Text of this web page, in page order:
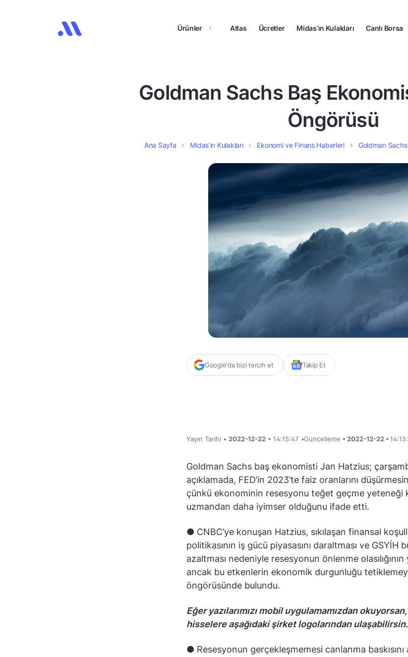
Ürünler Atlas Ücretler Midas’ın Kulakları Canlı Borsa
Goldman Sachs Baş
Öngörüsü
Ana Sayfa Midas’ın Kulakları Ekonomi ve Finans Haberleri Goldman
Google'da bizi tercih et Takip Et
Yayın Tarihi • 2022-12-22 • 14:15:47 •Güncelleme • 2022-12-22 •
Goldman Sachs baş ekonomisti Jan Hatzius;
açıklamada, FED’in 2023’te faiz oranlarını
çünkü ekonominin resesyonu teğet geçme yeteneği
uzmandan daha iyimser olduğunu ifade etti.
● CNBC’ye konuşan Hatzius, sıkılaşan finansal
politikasının iş gücü piyasasını daraltması ve GSYİH
azaltması nedeniyle resesyonun önlenme
ancak bu etkenlerin ekonomik durgunluğu
öngörüsünde bulundu.
Eğer yazılarımızı mobil uygulamamızdan
hisselere aşağıdaki şirket logolarından ulaşabilirsin.
● Resesyonun gerçekleşmemesi canlanma baskısını